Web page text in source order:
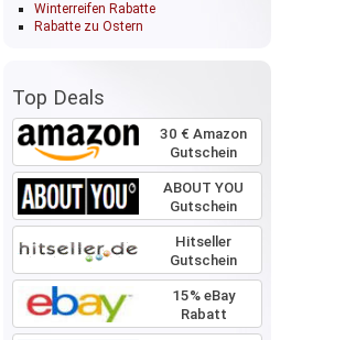
Winterreifen Rabatte
Rabatte zu Ostern
Top Deals
30 € Amazon
Gutschein
ABOUT YOU
Gutschein
Hitseller
Gutschein
15% eBay
Rabatt